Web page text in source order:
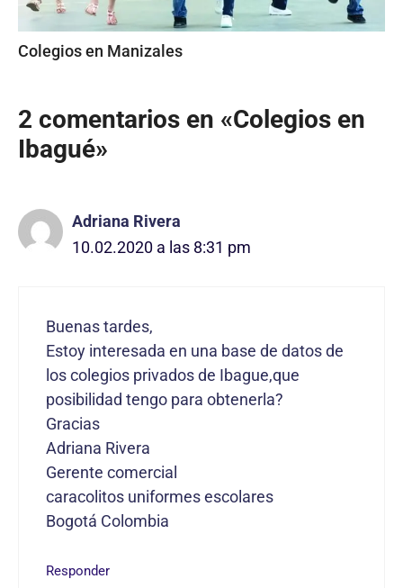
Colegios en Manizales
2 comentarios en «Colegios en
Ibagué»
Adriana Rivera
10.02.2020 a las 8:31 pm
Buenas tardes,
Estoy interesada en una base de datos de
los colegios privados de Ibague,que
posibilidad tengo para obtenerla?
Gracias
Adriana Rivera
Gerente comercial
caracolitos uniformes escolares
Bogotá Colombia
Responder